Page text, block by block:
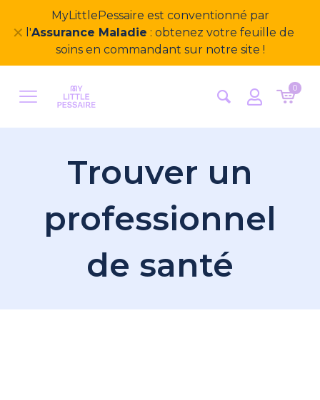
Bienvenue sur notre nouveau site
MyLittlePessaire ! Nous avons hâte d'avoir vos
retours
✕
0
Trouver un
professionnel
de santé